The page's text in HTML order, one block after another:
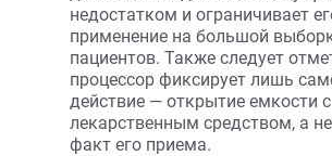
недостатком и ограничивает
применение на большой
пациентов. Также следует
процессор фиксирует лишь
действие — открытие емкости с
лекарственным средством, а
факт его приема.